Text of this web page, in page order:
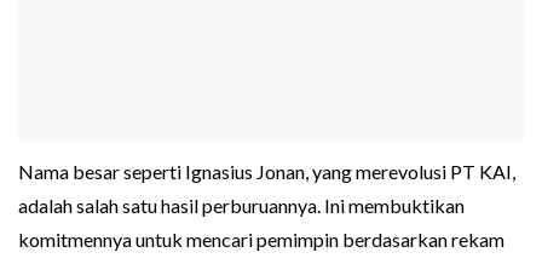
Nama besar seperti Ignasius Jonan, yang merevolusi PT KAI,
adalah salah satu hasil perburuannya. Ini membuktikan
komitmennya untuk mencari pemimpin berdasarkan rekam